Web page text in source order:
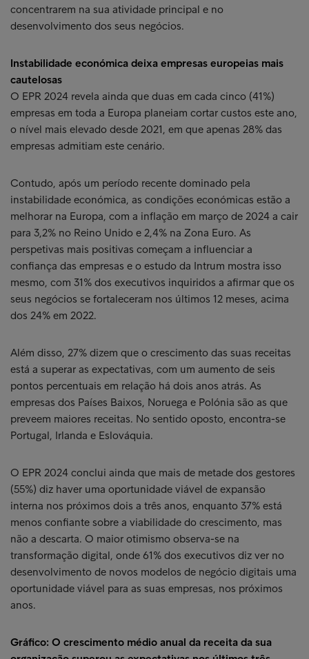
concentrarem na sua atividade principal e no
desenvolvimento dos seus negócios.
Instabilidade económica deixa empresas europeias mais
cautelosas
O EPR 2024 revela ainda que duas em cada cinco (41%)
empresas em toda a Europa planeiam cortar custos este ano,
o nível mais elevado desde 2021, em que apenas 28% das
empresas admitiam este cenário.
Contudo, após um período recente dominado pela
instabilidade económica, as condições económicas estão a
melhorar na Europa, com a inflação em março de 2024 a cair
para 3,2% no Reino Unido e 2,4% na Zona Euro. As
perspetivas mais positivas começam a influenciar a
confiança das empresas e o estudo da Intrum mostra isso
mesmo, com 31% dos executivos inquiridos a afirmar que os
seus negócios se fortaleceram nos últimos 12 meses, acima
dos 24% em 2022.
Além disso, 27% dizem que o crescimento das suas receitas
está a superar as expectativas, com um aumento de seis
pontos percentuais em relação há dois anos atrás. As
empresas dos Países Baixos, Noruega e Polónia são as que
preveem maiores receitas. No sentido oposto, encontra-se
Portugal, Irlanda e Eslováquia.
O EPR 2024 conclui ainda que mais de metade dos gestores
(55%) diz haver uma oportunidade viável de expansão
interna nos próximos dois a três anos, enquanto 37% está
menos confiante sobre a viabilidade do crescimento, mas
não a descarta. O maior otimismo observa-se na
transformação digital, onde 61% dos executivos diz ver no
desenvolvimento de novos modelos de negócio digitais uma
oportunidade viável para as suas empresas, nos próximos
anos.
Gráfico: O crescimento médio anual da receita da sua